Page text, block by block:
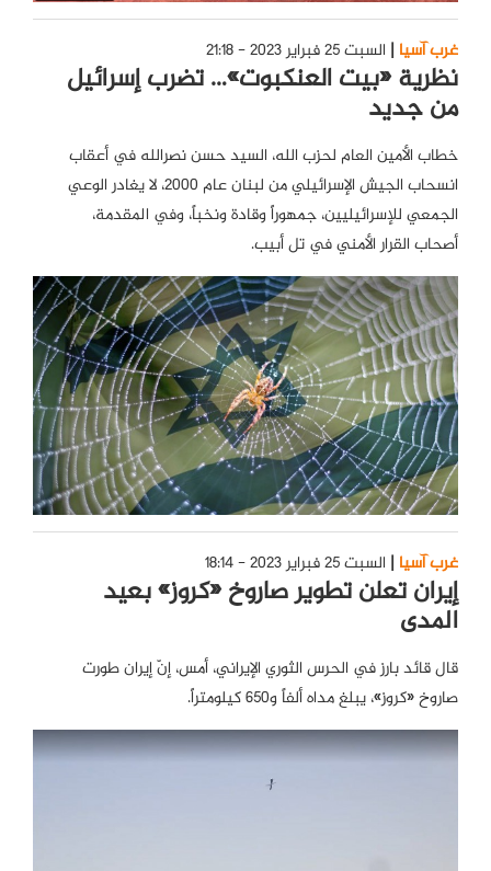
غرب آسيا السبت 25 فبراير 2023 - 21:18
نظرية «بيت العنكبوت»… تضرب إسرائيل
من جديد
خطاب الأمين العام لحزب الله، السيد حسن نصرالله في أعقاب
انسحاب الجيش الإسرائيلي من لبنان عام 2000، لا يغادر الوعي
الجمعي للإسرائيليين، جمهوراً وقادة ونخباً، وفي المقدمة،
أصحاب القرار الأمني في تل أبيب.
غرب آسيا السبت 25 فبراير 2023 - 18:14
إيران تعلن تطوير صاروخ «كروز» بعيد
المدى
قال قائد بارز في الحرس الثوري الإيراني، أمس، إنّ إيران طورت
صاروخ «كروز»، يبلغ مداه ألفاً و650 كيلومتراً.